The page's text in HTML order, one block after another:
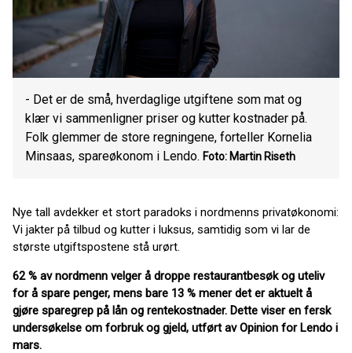
- Det er de små, hverdaglige utgiftene som mat og
klær vi sammenligner priser og kutter kostnader på.
Folk glemmer de store regningene, forteller Kornelia
Minsaas, spareøkonom i Lendo. Foto: Martin Riseth
Nye tall avdekker et stort paradoks i nordmenns privatøkonomi:
Vi jakter på tilbud og kutter i luksus, samtidig som vi lar de
største utgiftspostene stå urørt.
62 % av nordmenn velger å droppe restaurantbesøk og uteliv
for å spare penger, mens bare 13 % mener det er aktuelt å
gjøre sparegrep på lån og rentekostnader. Dette viser en fersk
undersøkelse om forbruk og gjeld, utført av Opinion for Lendo i
mars.